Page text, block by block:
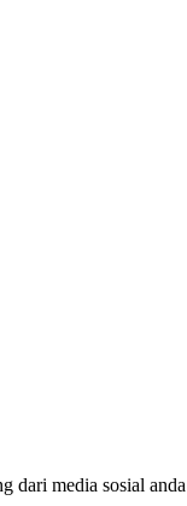
dari media sosial anda